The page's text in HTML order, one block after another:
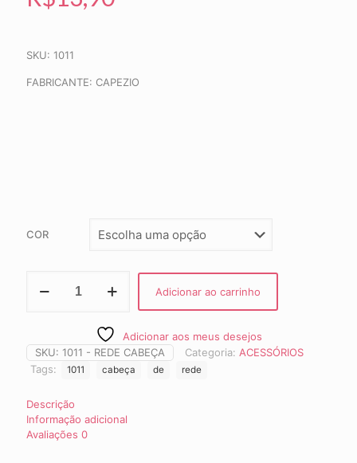
SKU: 1011
FABRICANTE: CAPEZIO
COR
Cabeça
Adicionar ao carrinho
Adicionar aos meus desejos
SKU: 1011 - REDE CABEÇA Categoria: ACESSÓRIOS
Tags:
1011 cabeça de rede
Descrição
Informação adicional
Avaliações 0